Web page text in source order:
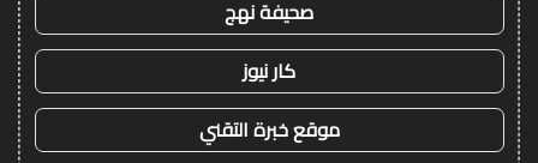
صحيفة نهج
كار نيوز
موقع خبرة التقني